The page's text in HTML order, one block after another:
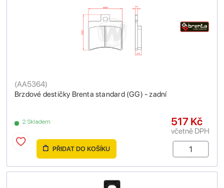
Brzdové destičky Brenta standard (GG) - zadní
(AA5364)
2 Skladem 517 Kč
včetně DPH
PŘIDAT DO KOŠÍKU